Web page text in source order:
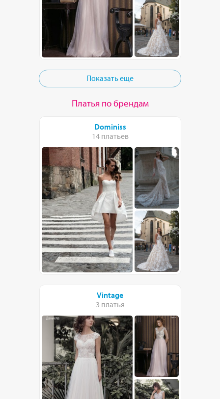
Показать еще
Платья по брендам
Dominiss
14 платьев
Vintage
3 платья